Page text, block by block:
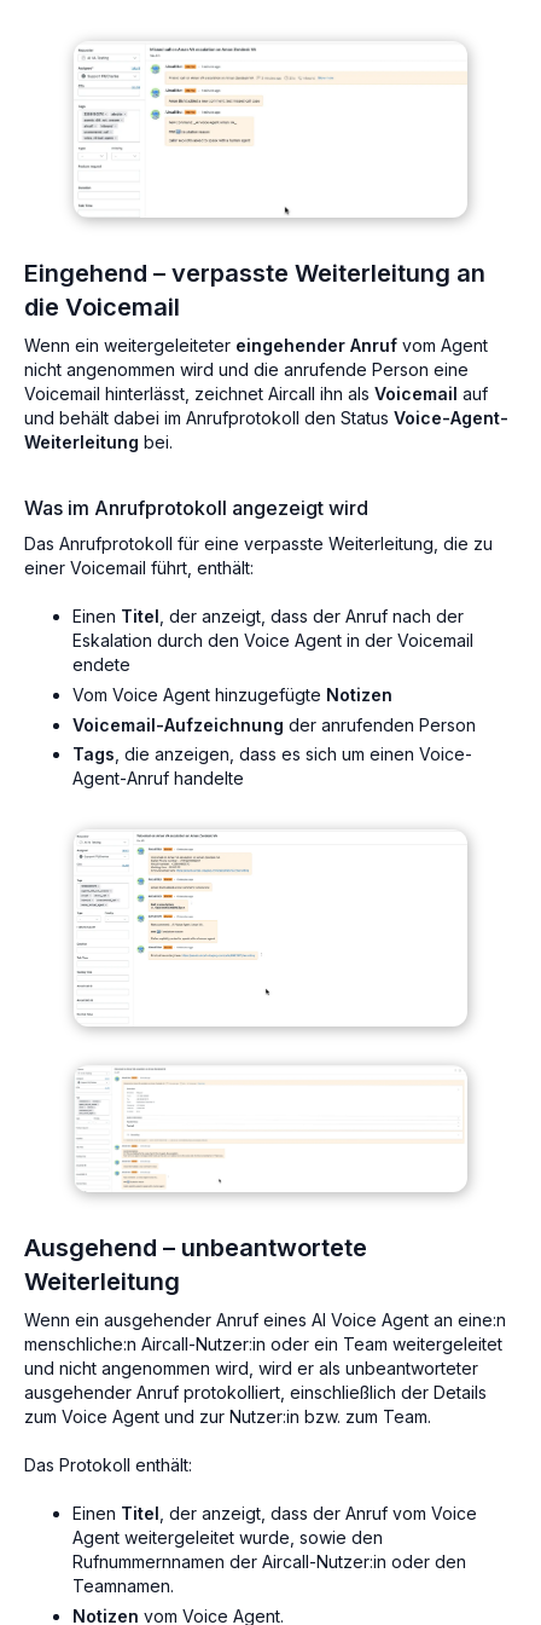
Eingehend – verpasste Weiterleitung an
die Voicemail
Wenn ein weitergeleiteter eingehender Anruf vom Agent
nicht angenommen wird und die anrufende Person eine
Voicemail hinterlässt, zeichnet Aircall ihn als Voicemail auf
und behält dabei im Anrufprotokoll den Status Voice-Agent-
Weiterleitung bei.
Was im Anrufprotokoll angezeigt wird
Das Anrufprotokoll für eine verpasste Weiterleitung, die zu
einer Voicemail führt, enthält:
Einen Titel , der anzeigt, dass der Anruf nach der
Eskalation durch den Voice Agent in der Voicemail
endete
Vom Voice Agent hinzugefügte Notizen
Voicemail-Aufzeichnung der anrufenden Person
Tags, die anzeigen, dass es sich um einen Voice-
Agent-Anruf handelte
Ausgehend – unbeantwortete
Weiterleitung
Wenn ein ausgehender Anruf eines AI Voice Agent an eine:n
menschliche:n Aircall-Nutzer:in oder ein Team weitergeleitet
und nicht angenommen wird, wird er als unbeantworteter
ausgehender Anruf protokolliert, einschließlich der Details
zum Voice Agent und zur Nutzer:in bzw. zum Team.
Das Protokoll enthält:
Einen Titel , der anzeigt, dass der Anruf vom Voice
Agent weitergeleitet wurde, sowie den
Rufnummernnamen der Aircall-Nutzer:in oder den
Teamnamen.
Notizen vom Voice Agent.